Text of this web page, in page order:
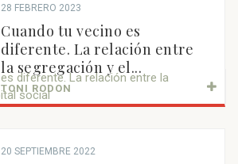
28 FEBRERO 2023
Cuando tu vecino es
diferente. La relación entre
la segregación y el...
TONI RODON
20 SEPTIEMBRE 2022